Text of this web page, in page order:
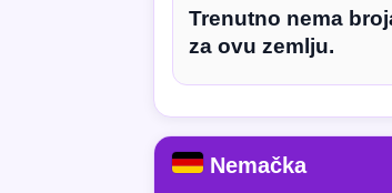
Trenutno nema
za ovu zemlju.
Nemačka